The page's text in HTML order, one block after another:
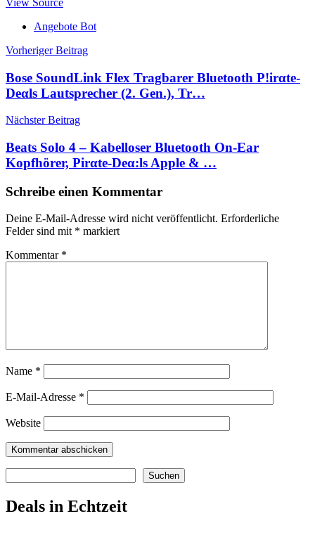
Angebote Bot
Beitragsnavigation
Vorheriger Beitrag
Bose SoundLink Flex Tragbarer Bluetooth P!irαtе-
Dеαls Lautsprecher (2. Gen.), Tr…
Nächster Beitrag
Beats Solo 4 – Kabelloser Bluetooth On-Ear
Kopfhörer, Pirαtе-Dеα:ls Apple & …
Schreibe einen Kommentar
Deine E-Mail-Adresse wird nicht veröffentlicht. Erforderliche
Felder sind mit * markiert
Kommentar *
Name *
E-Mail-Adresse *
Website
Suchen
Deals in Echtzeit